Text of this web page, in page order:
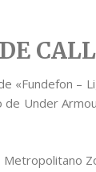
«Fundefon –
de Under